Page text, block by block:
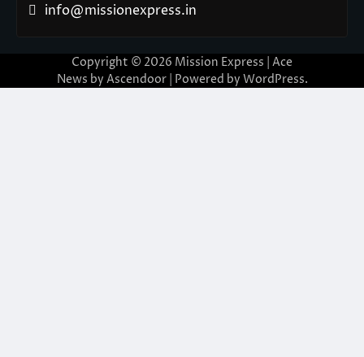
info@missionexpress.in
Copyright © 2026 Mission Express | Ace
News by Ascendoor| Powered by WordPress.